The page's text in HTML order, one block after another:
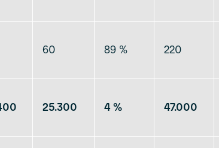
60 89 % 220
25.300 4 % 47.000